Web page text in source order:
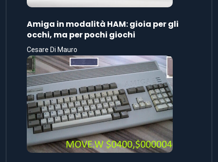
Amiga in modalità HAM: gioia per gli
occhi, ma per pochi giochi
Cesare Di Mauro